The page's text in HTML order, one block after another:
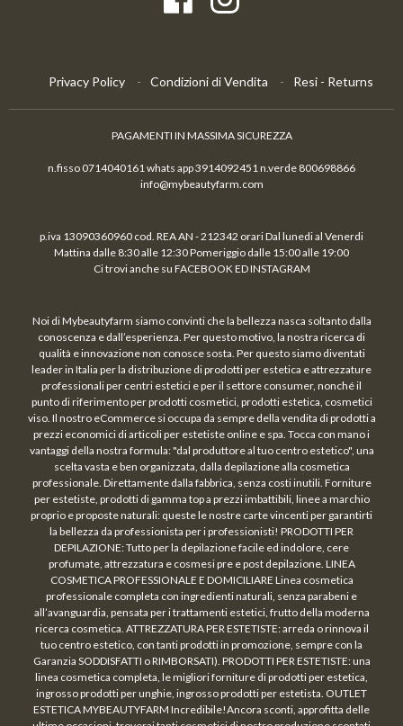
Privacy Policy Condizioni di Vendita Resi - Returns
PAGAMENTI IN MASSIMA SICUREZZA
n.fisso 0714040161 whats app 3914092451 n.verde 800698866
info@mybeautyfarm.com
p.iva 13090360960 cod. REA AN - 212342 orari Dal lunedi al Venerdi
Mattina dalle 8:30 alle 12:30 Pomeriggio dalle 15:00 alle 19:00
Ci trovi anche su FACEBOOK ED INSTAGRAM
Noi di Mybeautyfarm siamo convinti che la bellezza nasca soltanto dalla
conoscenza e dall’esperienza. Per questo motivo, la nostra ricerca di
qualità e innovazione non conosce sosta. Per questo siamo diventati
leader in Italia per la distribuzione di prodotti per estetica e attrezzature
professionali per centri estetici e per il settore consumer, nonché il
punto di riferimento per prodotti cosmetici, prodotti estetica, cosmetici
viso. Il nostro eCommerce si occupa da sempre della vendita di prodotti a
prezzi economici di articoli per estetiste online e spa. Tocca con mano i
vantaggi della nostra formula: "dal produttore al tuo centro estetico", una
scelta vasta e ben organizzata, dalla depilazione alla cosmetica
professionale. Direttamente dalla fabbrica, senza costi inutili. Forniture
per estetiste, prodotti di gamma top a prezzi imbattibili, linee a marchio
proprio e proposte naturali: queste le nostre carte vincenti per garantirti
la bellezza da professionista per i professionisti! PRODOTTI PER
DEPILAZIONE: Tutto per la depilazione facile ed indolore, cere
profumate, attrezzatura e cosmesi pre e post depilazione. LINEA
COSMETICA PROFESSIONALE E DOMICILIARE Linea cosmetica
professionale completa con ingredienti naturali, senza parabeni e
all’avanguardia, pensata per i trattamenti estetici, frutto della moderna
ricerca cosmetica. ATTREZZATURA PER ESTETISTE: arreda o rinnova il
tuo centro estetico, con tanti prodotti in promozione, sempre con la
Garanzia SODDISFATTI o RIMBORSATI). PRODOTTI PER ESTETISTE: una
linea cosmetica completa, le migliori forniture di prodotti per estetica,
ingrosso prodotti per unghie, ingrosso prodotti per estetista. OUTLET
ESTETICA MYBEAUTYFARM Incredibile!Ancora sconti, approfitta delle